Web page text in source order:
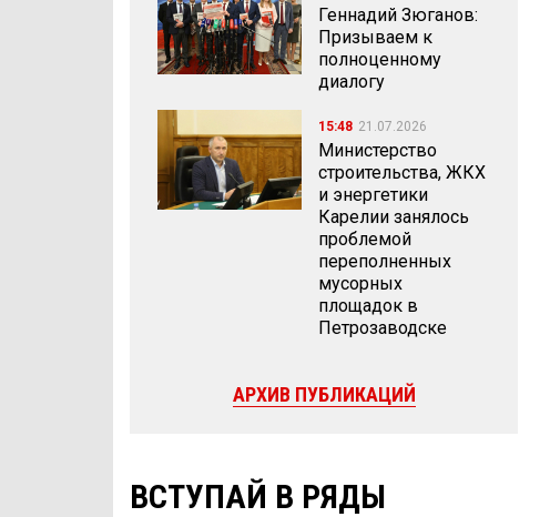
Геннадий Зюганов:
Призываем к
полноценному
диалогу
15:48 21.07.2026
Министерство
строительства, ЖКХ
и энергетики
Карелии занялось
проблемой
переполненных
мусорных
площадок в
Петрозаводске
АРХИВ ПУБЛИКАЦИЙ
ВСТУПАЙ В РЯДЫ